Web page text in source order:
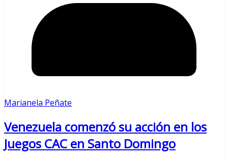
Marianela Peñate
Venezuela comenzó su acción en los
Juegos CAC en Santo Domingo